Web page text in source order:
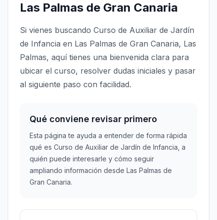
Las Palmas de Gran Canaria
Si vienes buscando Curso de Auxiliar de Jardín
de Infancia en Las Palmas de Gran Canaria, Las
Palmas, aquí tienes una bienvenida clara para
ubicar el curso, resolver dudas iniciales y pasar
al siguiente paso con facilidad.
Qué conviene revisar primero
Esta página te ayuda a entender de forma rápida
qué es Curso de Auxiliar de Jardín de Infancia, a
quién puede interesarle y cómo seguir
ampliando información desde Las Palmas de
Gran Canaria.